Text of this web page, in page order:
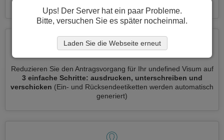
Reduzieren Sie den Antragsvorgang für Ihr undefined Visum auf
3 einfache Schritte: ausdrucken, unterschreiben und
verschicken (Ein- und Rücksendeetiketten werden automatisch
generiert)
Ups! Der Server hat ein paar Probleme.
Bitte, versuchen Sie es später nocheinmal.
Laden Sie die Webseite erneut